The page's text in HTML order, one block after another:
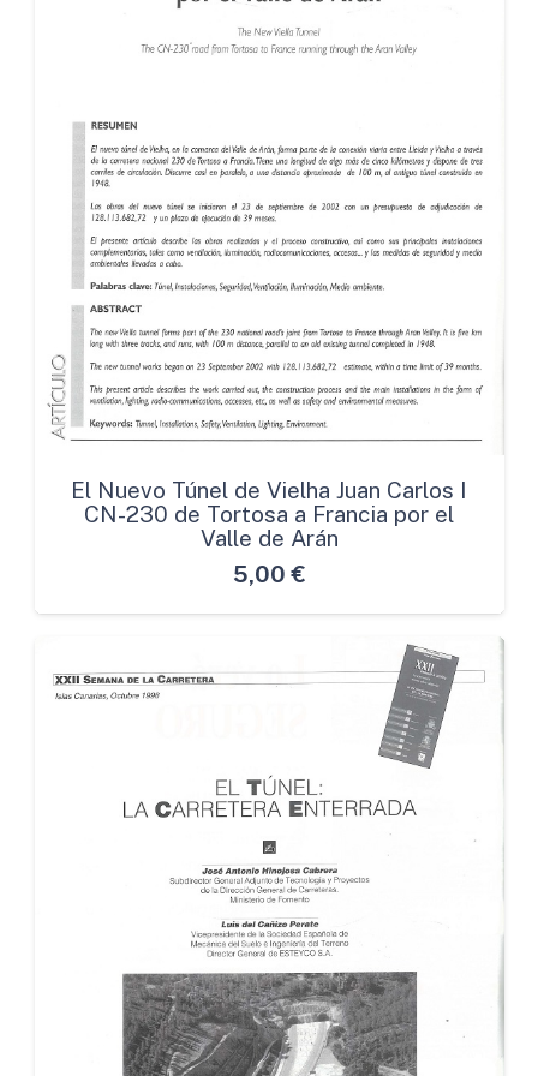
El Nuevo Túnel de Vielha Juan Carlos I
CN-230 de Tortosa a Francia por el
Valle de Arán
5,00 €